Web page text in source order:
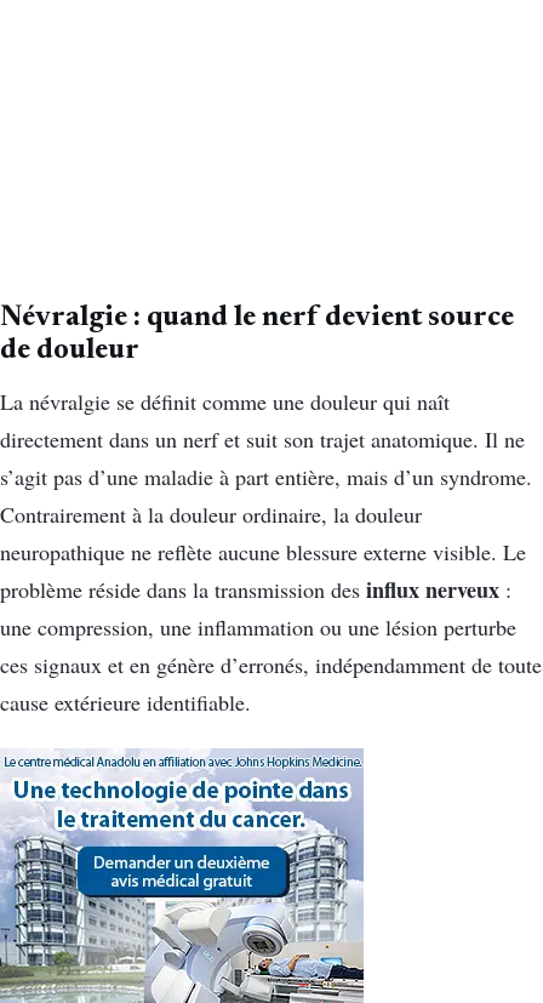
Névralgie : quand le nerf devient source
de douleur
La névralgie se définit comme une douleur qui naît
directement dans un nerf et suit son trajet anatomique. Il ne
s’agit pas d’une maladie à part entière, mais d’un syndrome.
Contrairement à la douleur ordinaire, la douleur
neuropathique ne reflète aucune blessure externe visible. Le
problème réside dans la transmission des influx nerveux :
une compression, une inflammation ou une lésion perturbe
ces signaux et en génère d’erronés, indépendamment de toute
cause extérieure identifiable.